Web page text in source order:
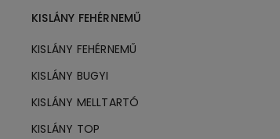
KISLÁNY FEHÉRNEMŰ
KISLÁNY FEHÉRNEMŰ
KISLÁNY BUGYI
KISLÁNY MELLTARTÓ
KISLÁNY TOP